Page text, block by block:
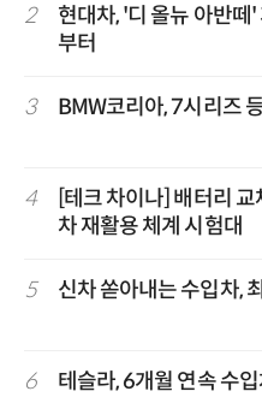
2
현대차, '디 올뉴 아반
부터
3 BMW코리아, 7시리즈
4
[테크 차이나] 배터리
차 재활용 체계 시험대
5 신차 쏟아내는 수입차,
6 테슬라, 6개월 연속 수